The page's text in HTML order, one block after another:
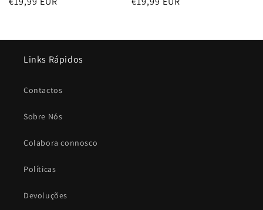
Links Rápidos
Contactos
Sobre Nós
Colabora connosco
Políticas
Devoluções